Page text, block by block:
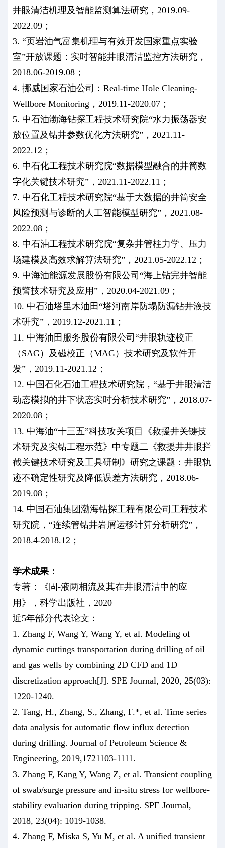
井眼清洁机理及智能监测算法研究，2019.09-
2022.09；
3. “页岩油气富集机理与有效开发国家重点实验
室”开放课题：实时智能井眼清洁监控方法研究，
2018.06-2019.08；
4. 挪威国家石油公司：Real-time Hole Cleaning-
Wellbore Monitoring，2019.11-2020.07；
5. 中石油渤海钻探工程技术研究院“水力振荡器安
放位置及钻井参数优化方法研究”，2021.11-
2022.12；
6. 中石化工程技术研究院“数据模型融合的井筒数
字化关键技术研究”，2021.11-2022.11；
7. 中石化工程技术研究院“基于大数据的井筒安全
风险预测与诊断的人工智能模型研究”，2021.08-
2022.08；
8. 中石油工程技术研究院“复杂井管柱力学、压力
场建模及高效求解算法研究”，2021.05-2022.12；
9. 中海油能源发展股份有限公司“海上钻完井智能
预警技术研究及应用”，2020.04-2021.09；
10. 中石油塔里木油田“塔河南岸防塌防漏钻井液技
术硏究”，2019.12-2021.11；
11. 中海油田服务股份有限公司“井眼轨迹校正
（SAG）及磁校正（MAG）技术研究及软件开
发”，2019.11-2021.12；
12. 中国石化石油工程技术研究院，“基于井眼清洁
动态模拟的井下状态实时分析技术研究”，2018.07-
2020.08；
13. 中海油“十三五”科技攻关项目《救援井关键技
术研究及实钻工程示范》中专题二《救援井井眼拦
截关键技术研究及工具研制》研究之课题：井眼轨
迹不确定性研究及降低误差方法研究，2018.06-
2019.08；
14. 中国石油集团渤海钻探工程有限公司工程技术
研究院，“连续管钻井岩屑运移计算分析研究”，
2018.4-2018.12；
学术成果：
专著：《固-液两相流及其在井眼清洁中的应
用》，科学出版社，2020
近5年部分代表论文：
1. Zhang F, Wang Y, Wang Y, et al. Modeling of
dynamic cuttings transportation during drilling of oil
and gas wells by combining 2D CFD and 1D
discretization approach[J]. SPE Journal, 2020, 25(03):
1220-1240.
2. Tang, H., Zhang, S., Zhang, F.*, et al. Time series
data analysis for automatic flow influx detection
during drilling. Journal of Petroleum Science &
Engineering, 2019,1721103-1111.
3. Zhang F, Kang Y, Wang Z, et al. Transient coupling
of swab/surge pressure and in-situ stress for wellbore-
stability evaluation during tripping. SPE Journal,
2018, 23(04): 1019-1038.
4. Zhang F, Miska S, Yu M, et al. A unified transient